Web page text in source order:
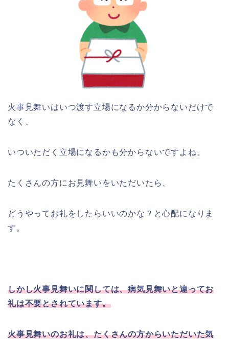
火事見舞いはいつ渡す立場になるか分からないだけで
なく、
いついただく立場になるかも分からないですよね。
たくさんの方にお見舞いをいただいたら、
どうやってお礼をしたらいいのかな？と心配になりま
す。
しかし火事見舞いに関しては、病気見舞いと違ってお
礼は不要とされています。
火事見舞いのお礼は、たくさんの方からいただいた気